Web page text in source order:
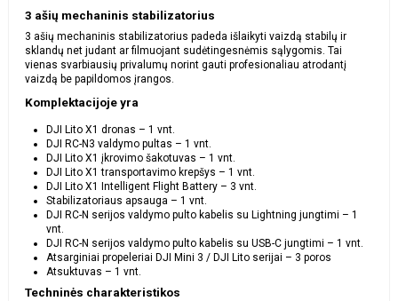
3 ašių mechaninis stabilizatorius
3 ašių mechaninis stabilizatorius padeda išlaikyti vaizdą stabilų ir
sklandų net judant ar filmuojant sudėtingesnėmis sąlygomis. Tai
vienas svarbiausių privalumų norint gauti profesionaliau atrodantį
vaizdą be papildomos įrangos.
Komplektacijoje yra
DJI Lito X1 dronas – 1 vnt.
DJI RC-N3 valdymo pultas – 1 vnt.
DJI Lito X1 įkrovimo šakotuvas – 1 vnt.
DJI Lito X1 transportavimo krepšys – 1 vnt.
DJI Lito X1 Intelligent Flight Battery – 3 vnt.
Stabilizatoriaus apsauga – 1 vnt.
DJI RC-N serijos valdymo pulto kabelis su Lightning jungtimi – 1
vnt.
DJI RC-N serijos valdymo pulto kabelis su USB-C jungtimi – 1 vnt.
Atsarginiai propeleriai DJI Mini 3 / DJI Lito serijai – 3 poros
Atsuktuvas – 1 vnt.
Techninės charakteristikos